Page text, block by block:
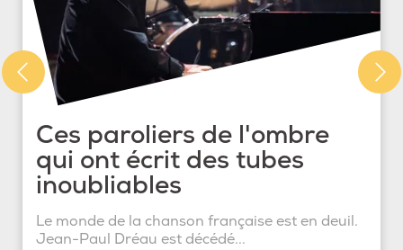
Ces paroliers de l'ombre
qui ont écrit des tubes
inoubliables
Le monde de la chanson française est en deuil.
Jean-Paul Dréau est décédé...